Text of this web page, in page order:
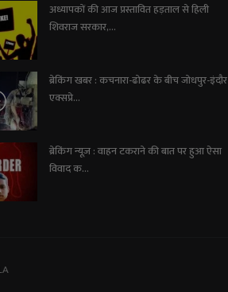
अध्यापकों की आज प्रस्तावित हड़ताल से हिली
शिवराज सरकार,...
ब्रेकिंग खबर : कचनारा-ढोढर के बीच जोधपुर-इंदौर
एक्सप्रे...
ब्रेकिंग न्यूज़ : वाहन टकराने की बात पर हुआ ऐसा
विवाद क...